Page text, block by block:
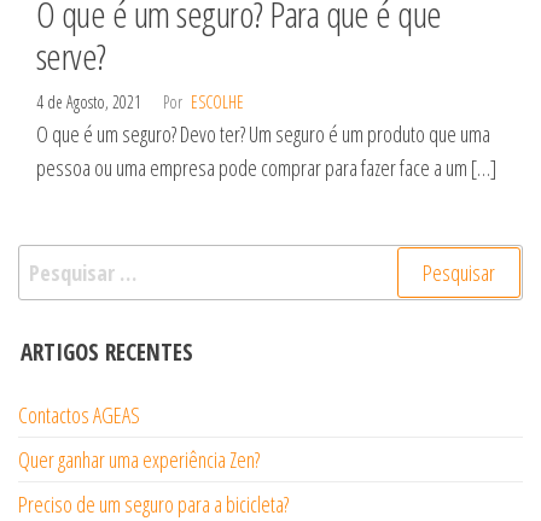
O que é um seguro? Para que é que
serve?
4 de Agosto, 2021 Por ESCOLHE
O que é um seguro? Devo ter? Um seguro é um produto que uma
pessoa ou uma empresa pode comprar para fazer face a um […]
Pesquisar
por:
ARTIGOS RECENTES
Contactos AGEAS
Quer ganhar uma experiência Zen?
Preciso de um seguro para a bicicleta?